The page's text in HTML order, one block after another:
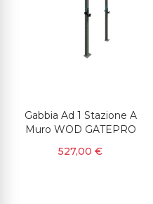
Gabbia Ad 1 Stazione A
Muro WOD GATEPRO
527,00 €